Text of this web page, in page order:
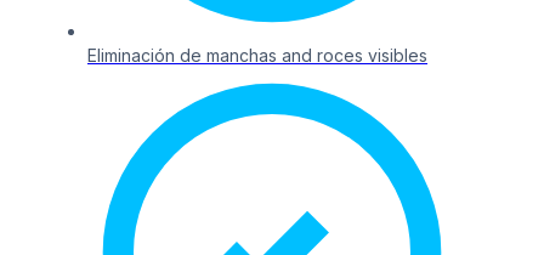
Eliminación de manchas and roces visibles